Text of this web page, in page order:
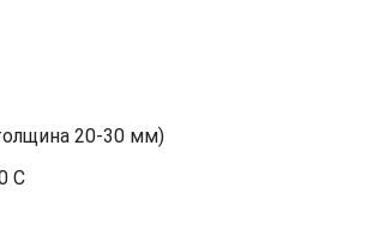
20-30 мм)
С